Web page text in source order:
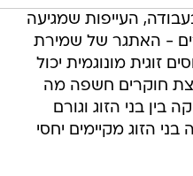
העייפות שמגיעה
- האתגר של שמירת
זוגית מונוגמית יכול
חוקרים חשפה מה
בני הזוג וגורם
הזוג מקיימים יחסי